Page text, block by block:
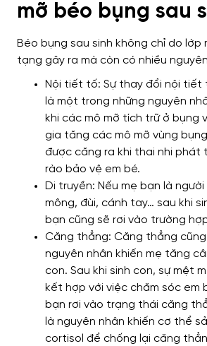
mỡ béo bụng sau
Béo bụng sau sinh không chỉ do lớp
tạng gây ra mà còn có nhiều
Nội tiết tố: Sự thay đổi nội tiết
là một trong những nguyên
khi các mô mỡ tích trữ ở bụng
gia tăng các mô mỡ vùng
được căng ra khi thai nhi phát
rào bảo vệ em bé.
Di truyền: Nếu mẹ bạn là
mông, đùi, cánh tay… sau khi
bạn cũng sẽ rơi vào trường
Căng thẳng: Căng thẳng
nguyên nhân khiến mẹ tăng
con. Sau khi sinh con, sự mệt
kết hợp với việc chăm sóc em
bạn rơi vào trạng thái căng
là nguyên nhân khiến cơ thể
cortisol để chống lại căng